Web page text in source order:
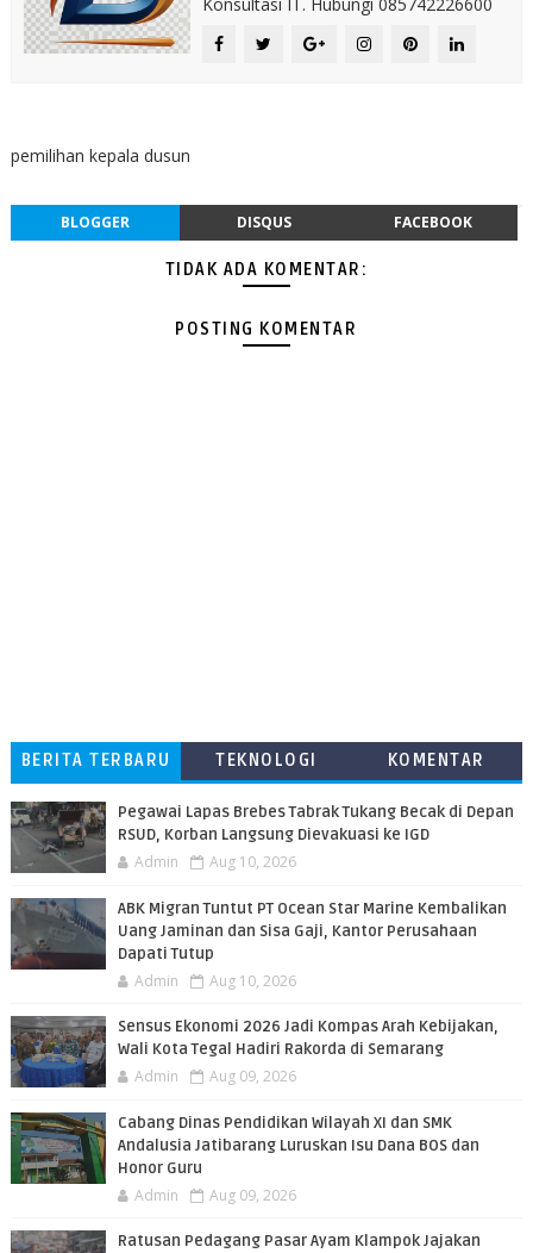
pemilihan kepala dusun
BLOGGER DISQUS FACEBOOK
TIDAK ADA KOMENTAR:
POSTING KOMENTAR
BERITA TERBARU TEKNOLOGI
KOMENTAR
Pegawai Lapas Brebes Tabrak Tukang Becak di Depan
RSUD, Korban Langsung Dievakuasi ke IGD
Admin Aug 10, 2026
ABK Migran Tuntut PT Ocean Star Marine Kembalikan
Uang Jaminan dan Sisa Gaji, Kantor Perusahaan
Dapati Tutup
Admin Aug 10, 2026
Sensus Ekonomi 2026 Jadi Kompas Arah Kebijakan,
Wali Kota Tegal Hadiri Rakorda di Semarang
Admin Aug 09, 2026
Cabang Dinas Pendidikan Wilayah XI dan SMK
Andalusia Jatibarang Luruskan Isu Dana BOS dan
Honor Guru
Admin Aug 09, 2026
​Ratusan Pedagang Pasar Ayam Klampok Jajakan